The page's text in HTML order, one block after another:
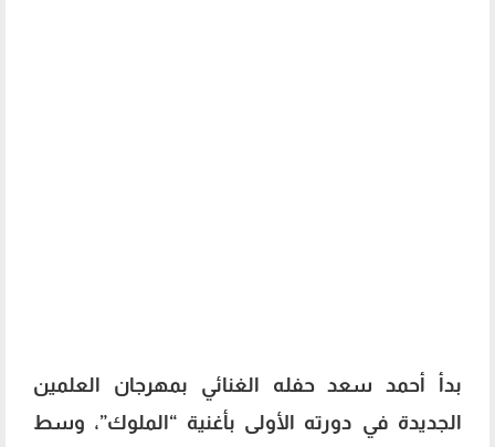
بدأ أحمد سعد حفله الغنائي بمهرجان العلمين
الجديدة في دورته الأولى بأغنية “الملوك”، وسط